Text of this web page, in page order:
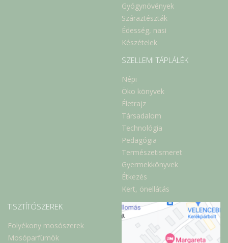
Gyógynövények
Száraztészták
Édesség, nasi
Készételek
SZELLEMI TÁPLÁLÉK
Népi
Öko könyvek
Életrajz
Társadalom
Technológia
Pedagógia
Természetismeret
Gyermekkönyvek
Étkezés
Kert, önellátás
TISZTÍTÓSZEREK
Folyékony mosószerek
Mosóparfümök